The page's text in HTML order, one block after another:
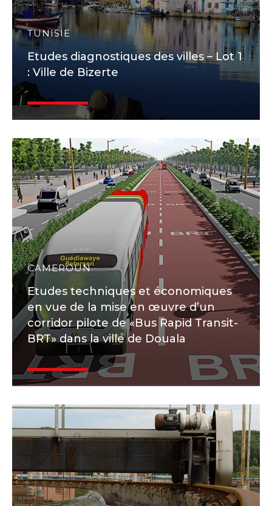
TUNISIE
Etudes diagnostiques des villes – Lot 1
: Ville de Bizerte
CAMEROUN
Etudes techniques et économiques
en vue de la mise en œuvre d’un
corridor pilote de «Bus Rapid Transit-
BRT» dans la ville de Douala